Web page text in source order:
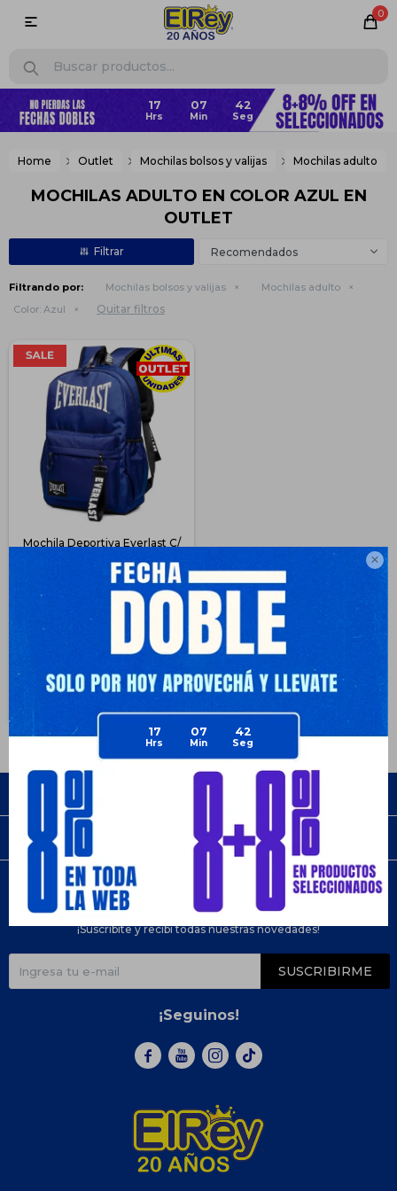

17 07 42
0

Home Outlet Mochilas bolsos y valijas Mochilas adulto
MOCHILAS ADULTO EN COLOR AZUL EN
OUTLET
Recomendados
Filtrando por: Mochilas bolsos y valijas
Mochilas adulto
Color: Azul Quitar filtros
Mochila Deportiva Everlast C/
Porta Botella y Llavero - Azul
1.790 62
503
$ 570
$ 604
Disponible Envío
Compra
Newsletter
¡Suscribite y recibí todas nuestras novedades!
SUSCRIBIRME
¡Seguinos!
  